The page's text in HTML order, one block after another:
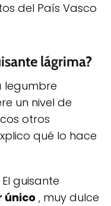
del País Vasco
lágrima?
legumbre
un nivel de
otros
qué lo hace
El guisante
único , muy dulce